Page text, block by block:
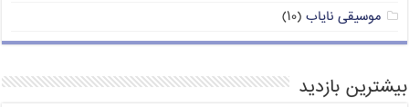
موسیقی نایاب (۱۰)
بیشترین بازدید